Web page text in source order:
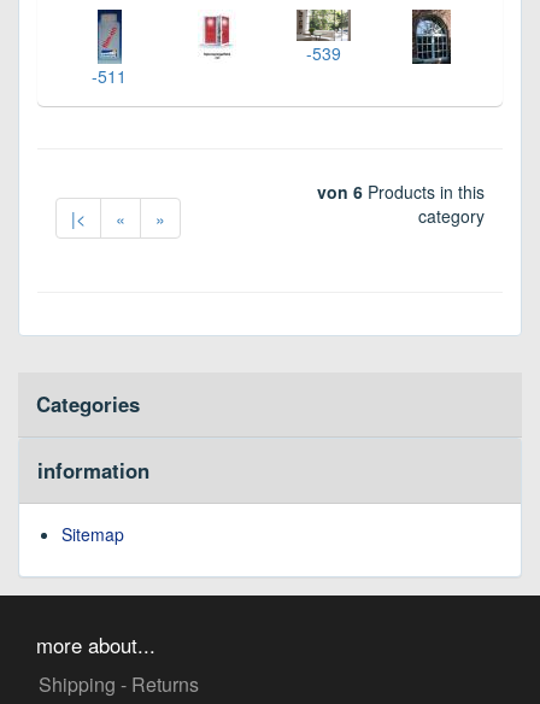
-511
-539
|< « »
von 6 Products in this
category
Categories
information
Sitemap
more about...
Shipping - Returns